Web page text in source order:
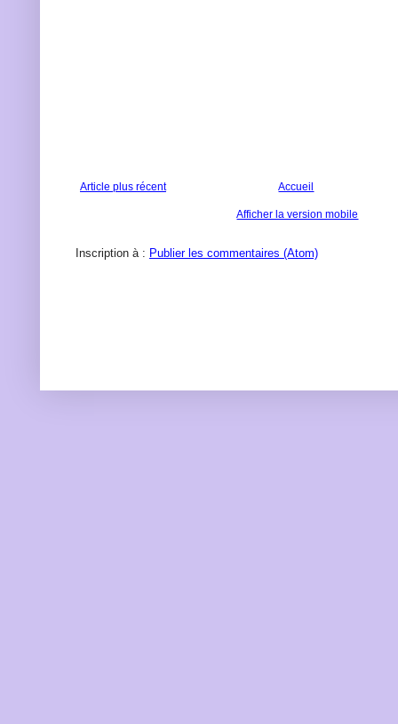
Article plus récent Accueil
Afficher la version mobile
Inscription à : Publier les commentaires (Atom)